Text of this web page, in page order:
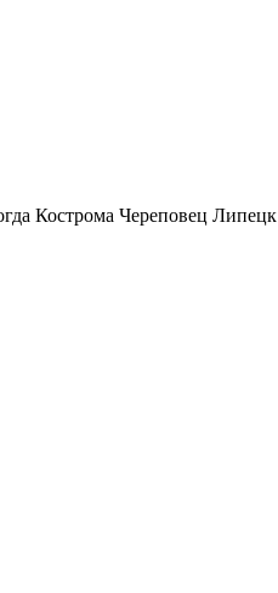
Кострома Череповец Липецк